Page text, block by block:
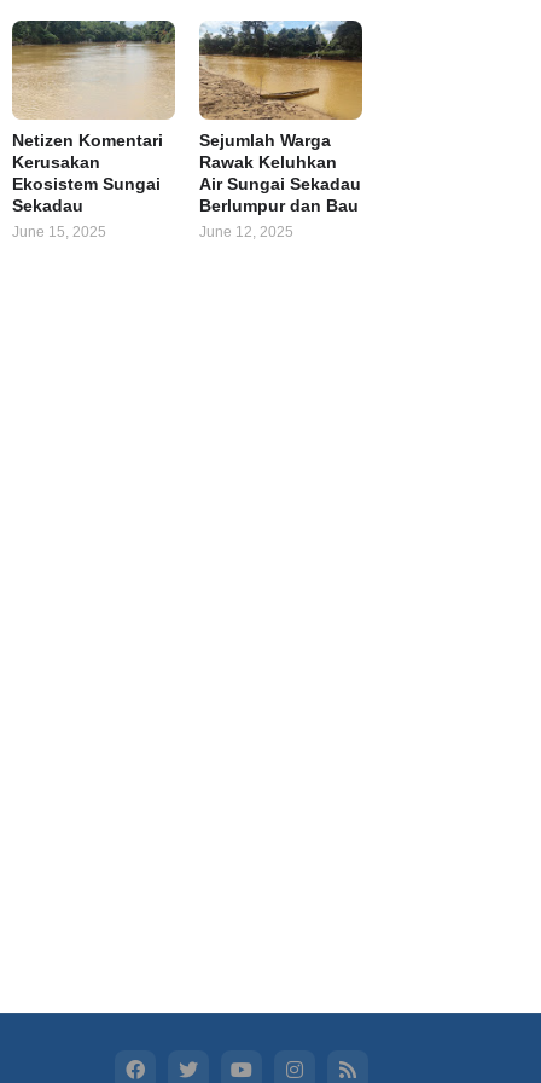
Netizen Komentari
Kerusakan
Ekosistem Sungai
Sekadau
June 15, 2025
Sejumlah Warga
Rawak Keluhkan
Air Sungai Sekadau
Berlumpur dan Bau
June 12, 2025